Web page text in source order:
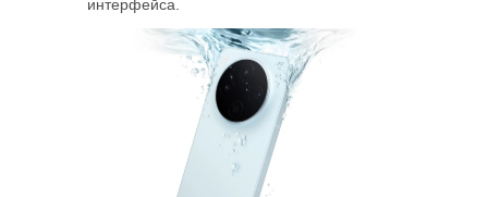
интерфейса.